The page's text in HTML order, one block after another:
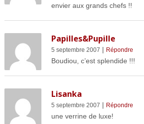
envier aux grands chefs !!
Papilles&Pupille
5 septembre 2007 | Répondre
Boudiou, c’est splendide !!!
Lisanka
5 septembre 2007 | Répondre
une verrine de luxe!